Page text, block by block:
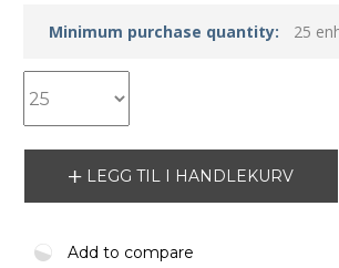
Minimum purchase quantity: 25
LEGG TIL I HANDLEKURV
Add to compare